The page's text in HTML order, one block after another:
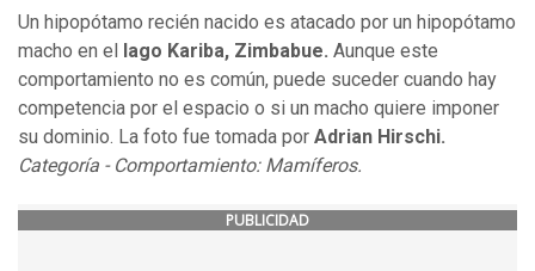
Un hipopótamo recién nacido es atacado por un hipopótamo
macho en el lago Kariba, Zimbabue. Aunque este
comportamiento no es común, puede suceder cuando hay
competencia por el espacio o si un macho quiere imponer
su dominio. La foto fue tomada por Adrian Hirschi.
Categoría - Comportamiento: Mamíferos.
PUBLICIDAD